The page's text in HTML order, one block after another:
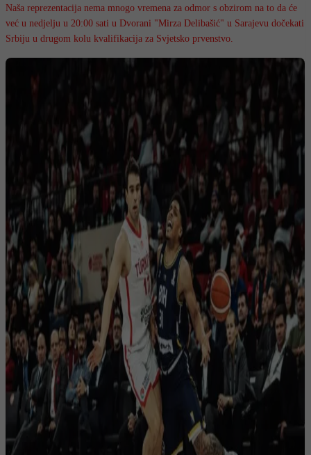
Naša reprezentacija nema mnogo vremena za odmor s obzirom na to da će
već u nedjelju u 20:00 sati u Dvorani "Mirza Delibašić" u Sarajevu dočekati
Srbiju u drugom kolu kvalifikacija za Svjetsko prvenstvo.